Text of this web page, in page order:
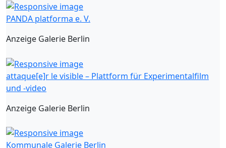
PANDA platforma e. V.
Anzeige Galerie Berlin
attaque[e]r le visible – Plattform für Experimentalfilm
und -video
Anzeige Galerie Berlin
Kommunale Galerie Berlin